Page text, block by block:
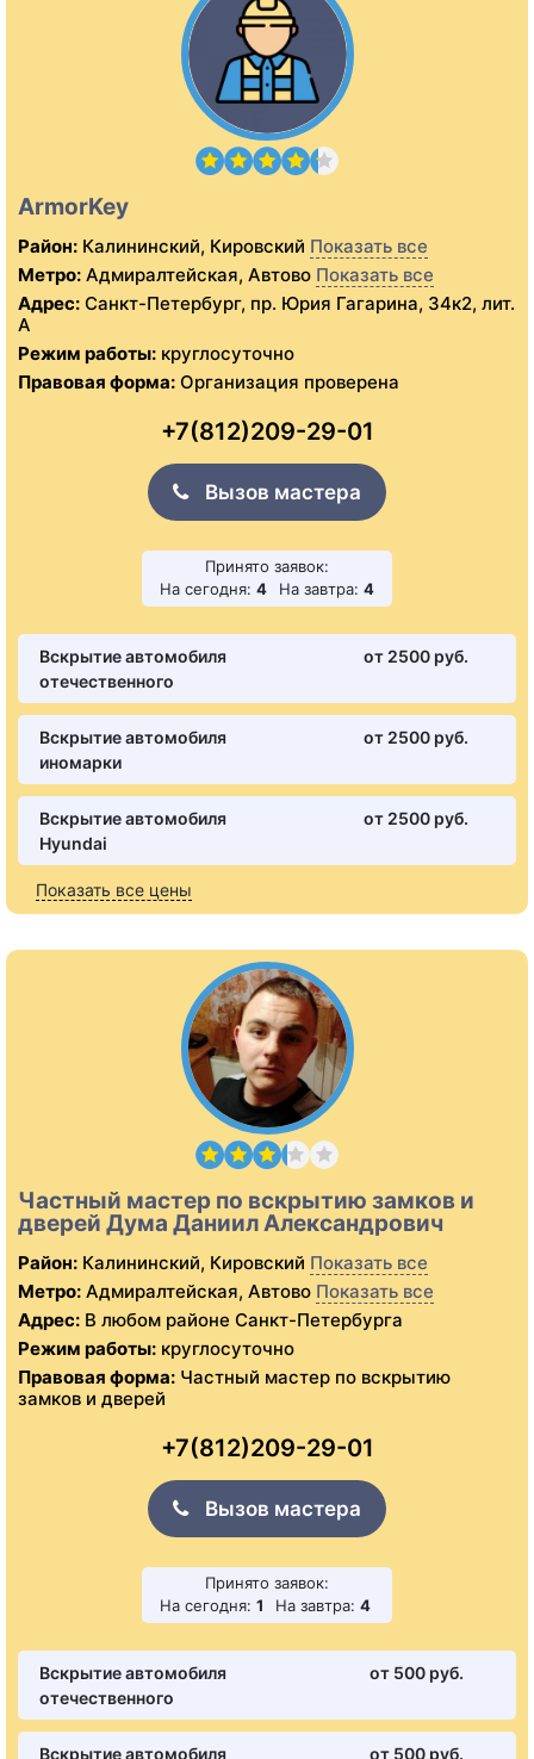
ArmorKey
Район: Калининский, Кировский Показать все
Метро: Адмиралтейская, Автово Показать все
Адрес: Санкт-Петербург, пр. Юрия Гагарина, 34к2, лит.
А
Режим работы: круглосуточно
Правовая форма: Организация проверена
+7(812)209-29-01
Вызов мастера
Принято заявок:
На сегодня: 4 На завтра: 4
Вскрытие автомобиля
отечественного
от 2500 pуб.
Вскрытие автомобиля
иномарки
от 2500 pуб.
Вскрытие автомобиля
Hyundai
от 2500 pуб.
Показать все цены
Частный мастер по вскрытию замков и
дверей Дума Даниил Александрович
Район: Калининский, Кировский Показать все
Метро: Адмиралтейская, Автово Показать все
Адрес: В любом районе Санкт-Петербурга
Режим работы: круглосуточно
Правовая форма: Частный мастер по вскрытию
замков и дверей
+7(812)209-29-01
Вызов мастера
Принято заявок:
На сегодня: 1 На завтра: 4
Вскрытие автомобиля
отечественного
от 500 pуб.
Вскрытие автомобиля от 500 pуб.